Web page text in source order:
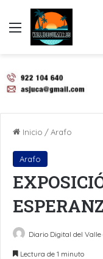
Menú
Inicio /Arafo
Arafo
Diario Digital del
Lectura de 1 minuto